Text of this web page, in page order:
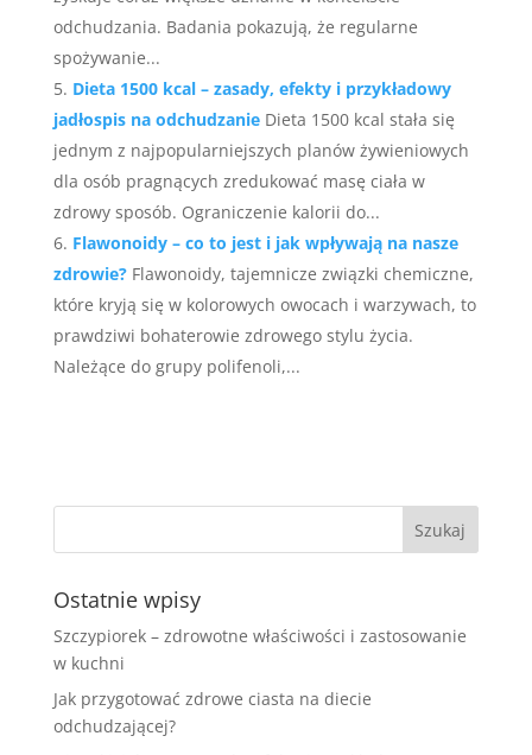
odchudzania. Badania pokazują, że regularne
spożywanie...
Dieta 1500 kcal – zasady, efekty i przykładowy
jadłospis na odchudzanie Dieta 1500 kcal stała się
jednym z najpopularniejszych planów żywieniowych
dla osób pragnących zredukować masę ciała w
zdrowy sposób. Ograniczenie kalorii do...
Flawonoidy – co to jest i jak wpływają na nasze
zdrowie? Flawonoidy, tajemnicze związki chemiczne,
które kryją się w kolorowych owocach i warzywach, to
prawdziwi bohaterowie zdrowego stylu życia.
Należące do grupy polifenoli,...
Ostatnie wpisy
Szczypiorek – zdrowotne właściwości i zastosowanie
w kuchni
Jak przygotować zdrowe ciasta na diecie
odchudzającej?